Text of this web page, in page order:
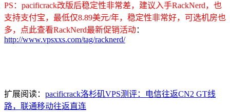
PS：pacificrack改版后稳定性非常差，建议入手RackNerd，也
支持支付宝，最低仅8.89美元/年，稳定性非常好，可选机房也
多，点此查看RackNerd最新促销活动：
http://www.vpsxxs.com/tag/racknerd/
扩展阅读： pacificrack洛杉矶VPS测评：电信往返CN2 GT线
路，联通移动往返直连